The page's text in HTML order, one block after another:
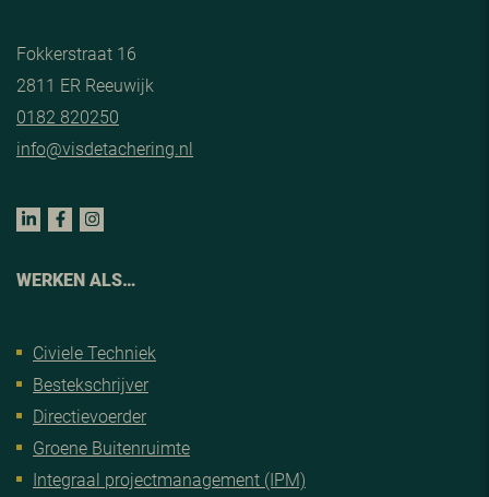
Fokkerstraat 16
2811 ER Reeuwijk
0182 820250
info@visdetachering.nl
WERKEN ALS…
Civiele Techniek
Bestekschrijver
Directievoerder
Groene Buitenruimte
Integraal projectmanagement (IPM)